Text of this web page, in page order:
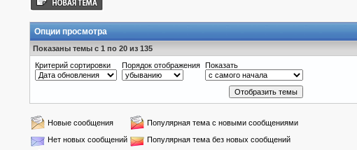
Опции просмотра
Показаны темы с 1 по 20 из 135
Критерий сортировки
Порядок отображения Показать
Новые сообщения
Популярная тема с новыми сообщениями
Нет новых сообщений
Популярная тема без новых сообщений